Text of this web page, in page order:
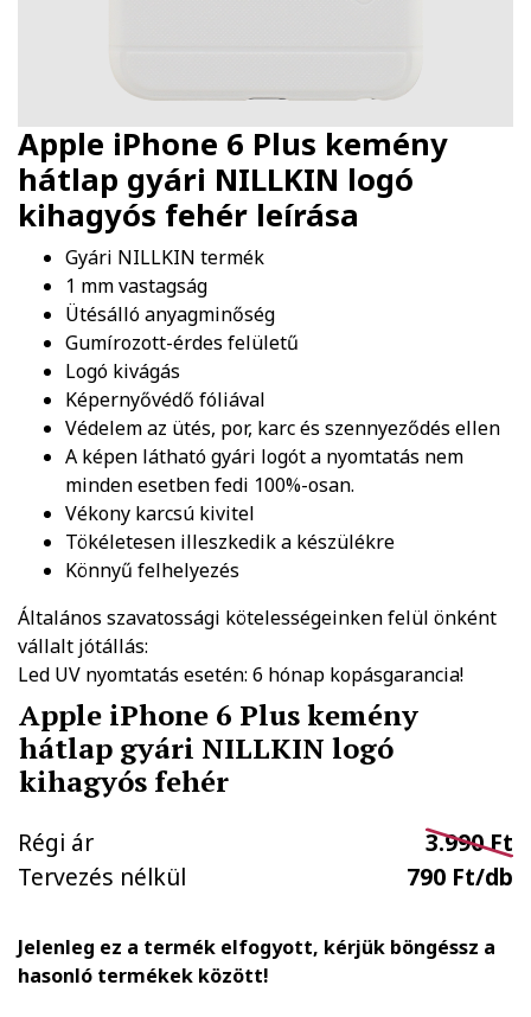
Apple iPhone 6 Plus kemény
hátlap gyári NILLKIN logó
kihagyós fehér leírása
Gyári NILLKIN termék
1 mm vastagság
Ütésálló anyagminőség
Gumírozott-érdes felületű
Logó kivágás
Képernyővédő fóliával
Védelem az ütés, por, karc és szennyeződés ellen
A képen látható gyári logót a nyomtatás nem
minden esetben fedi 100%-osan.
Vékony karcsú kivitel
Tökéletesen illeszkedik a készülékre
Könnyű felhelyezés
Általános szavatossági kötelességeinken felül önként
vállalt jótállás:
Led UV nyomtatás esetén: 6 hónap kopásgarancia!
Apple iPhone 6 Plus kemény
hátlap gyári NILLKIN logó
kihagyós fehér
Régi ár
3.990 Ft
Tervezés nélkül
790 Ft/db
Jelenleg ez a termék elfogyott, kérjük böngéssz a
hasonló termékek között!